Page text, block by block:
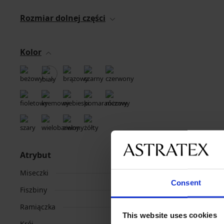
Consent
This website uses cookies
Rozmiar dolnej części
Kolor
Atrybut
Miseczki
Fiszbiny
Ramiączka